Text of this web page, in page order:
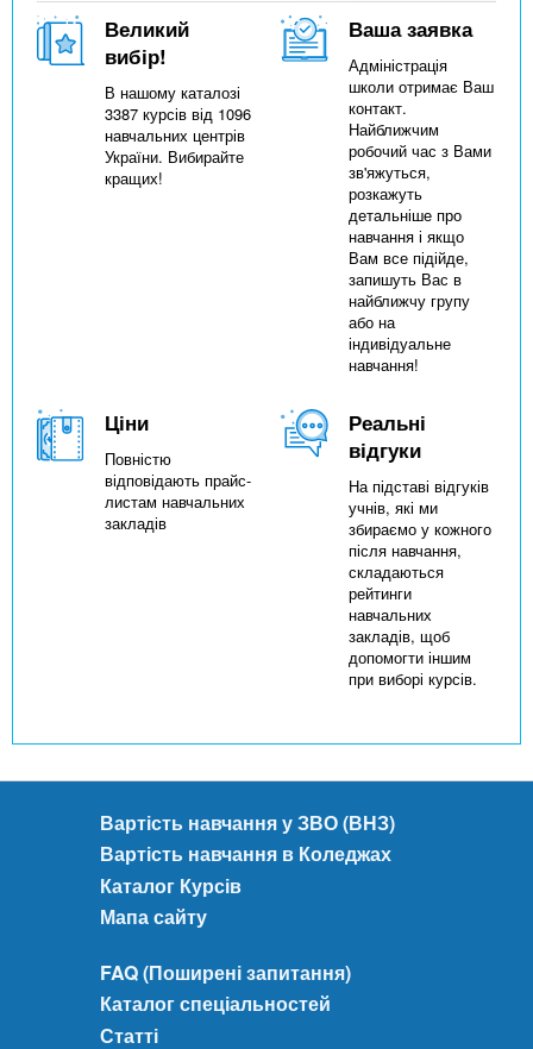
Великий
вибір!
В нашому каталозі
3387 курсів від 1096
навчальних центрів
України. Вибирайте
кращих!
Ваша заявка
Адміністрація
школи отримає Ваш
контакт.
Найближчим
робочий час з Вами
зв'яжуться,
розкажуть
детальніше про
навчання і якщо
Вам все підійде,
запишуть Вас в
найближчу групу
або на
індивідуальне
навчання!
Ціни
Повністю
відповідають прайс-
листам навчальних
закладів
Реальні
відгуки
На підставі відгуків
учнів, які ми
збираємо у кожного
після навчання,
складаються
рейтинги
навчальних
закладів, щоб
допомогти іншим
при виборі курсів.
Вартість навчання у ЗВО (ВНЗ)
Вартість навчання в Коледжах
Каталог Курсів
Мапа сайту
FAQ (Поширені запитання)
Каталог спеціальностей
Статті